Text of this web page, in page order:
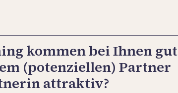
kommen bei Ihnen gut
(potenziellen) Partner
attraktiv?